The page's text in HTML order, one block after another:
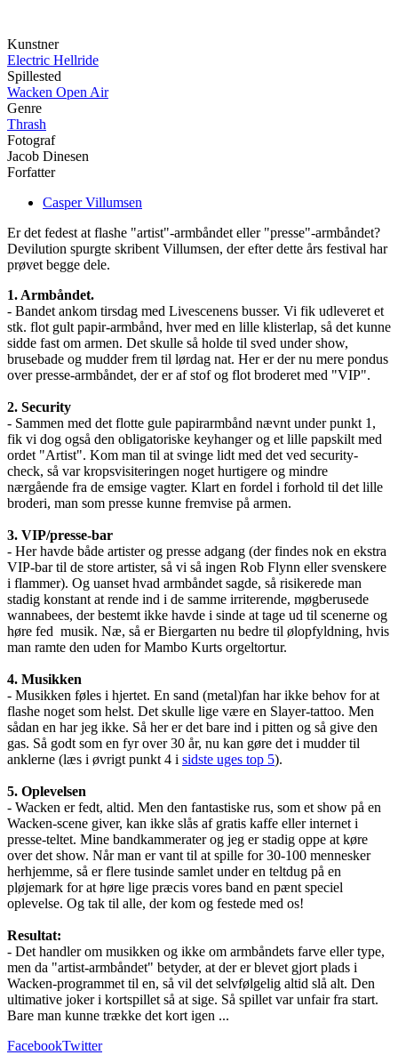
Kunstner
Electric Hellride
Spillested
Wacken Open Air
Genre
Thrash
Fotograf
Jacob Dinesen
Forfatter
Casper Villumsen
Er det fedest at flashe "artist"-armbåndet eller "presse"-armbåndet?
Devilution spurgte skribent Villumsen, der efter dette års festival har
prøvet begge dele.
1. Armbåndet.
- Bandet ankom tirsdag med Livescenens busser. Vi fik udleveret et
stk. flot gult papir-armbånd, hver med en lille klisterlap, så det kunne
sidde fast om armen. Det skulle så holde til sved under show,
brusebade og mudder frem til lørdag nat. Her er der nu mere pondus
over presse-armbåndet, der er af stof og flot broderet med "VIP".
2. Security
- Sammen med det flotte gule papirarmbånd nævnt under punkt 1,
fik vi dog også den obligatoriske keyhanger og et lille papskilt med
ordet "Artist". Kom man til at svinge lidt med det ved security-
check, så var kropsvisiteringen noget hurtigere og mindre
nærgående fra de emsige vagter. Klart en fordel i forhold til det lille
broderi, man som presse kunne fremvise på armen.
3. VIP/presse-bar
- Her havde både artister og presse adgang (der findes nok en ekstra
VIP-bar til de store artister, så vi så ingen Rob Flynn eller svenskere
i flammer). Og uanset hvad armbåndet sagde, så risikerede man
stadig konstant at rende ind i de samme irriterende, møgberusede
wannabees, der bestemt ikke havde i sinde at tage ud til scenerne og
høre fed musik. Næ, så er Biergarten nu bedre til ølopfyldning, hvis
man ramte den uden for Mambo Kurts orgeltortur.
4. Musikken
- Musikken føles i hjertet. En sand (metal)fan har ikke behov for at
flashe noget som helst. Det skulle lige være en Slayer-tattoo. Men
sådan en har jeg ikke. Så her er det bare ind i pitten og så give den
gas. Så godt som en fyr over 30 år, nu kan gøre det i mudder til
anklerne (læs i øvrigt punkt 4 i sidste uges top 5).
5. Oplevelsen
- Wacken er fedt, altid. Men den fantastiske rus, som et show på en
Wacken-scene giver, kan ikke slås af gratis kaffe eller internet i
presse-teltet. Mine bandkammerater og jeg er stadig oppe at køre
over det show. Når man er vant til at spille for 30-100 mennesker
herhjemme, så er flere tusinde samlet under en teltdug på en
pløjemark for at høre lige præcis vores band en pænt speciel
oplevelse. Og tak til alle, der kom og festede med os!
Resultat:
- Det handler om musikken og ikke om armbåndets farve eller type,
men da "artist-armbåndet" betyder, at der er blevet gjort plads i
Wacken-programmet til en, så vil det selvfølgelig altid slå alt. Den
ultimative joker i kortspillet så at sige. Så spillet var unfair fra start.
Bare man kunne trække det kort igen ...
FacebookTwitter